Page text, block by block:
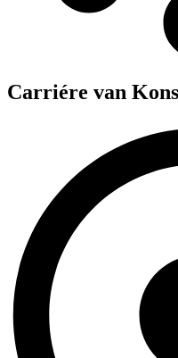
Carriére van